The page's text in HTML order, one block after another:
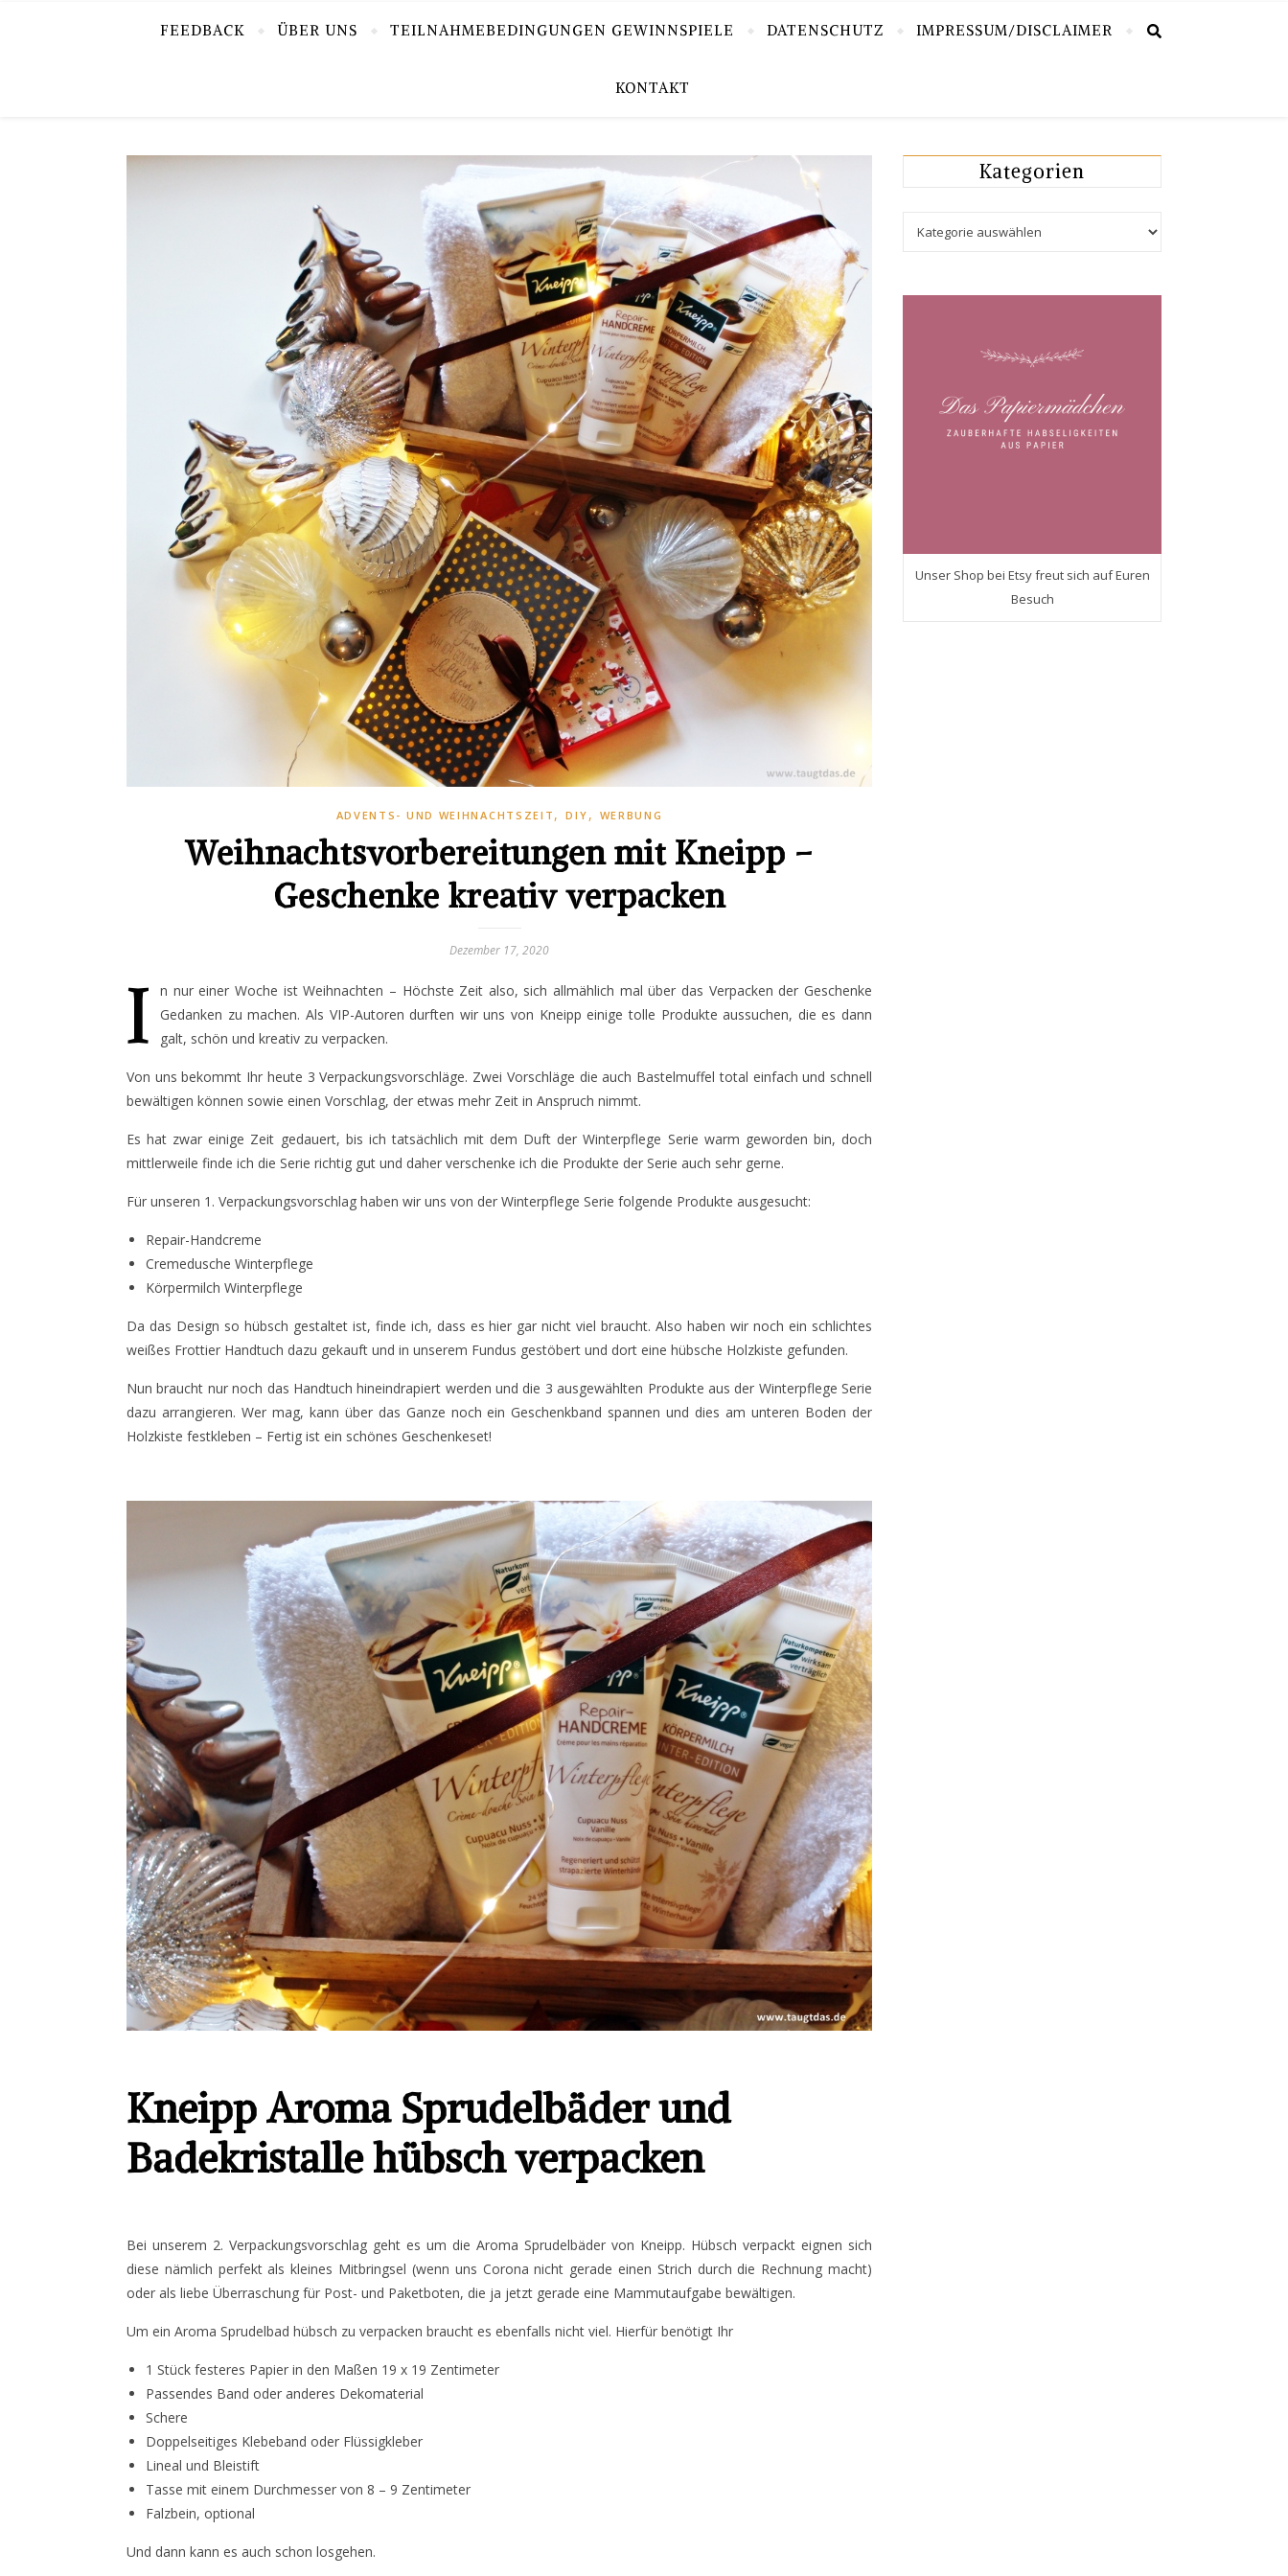
FEEDBACK ÜBER UNS TEILNAHMEBEDINGUNGEN GEWINNSPIELE DATENSCHUTZ IMPRESSUM/DISCLAIMER
KONTAKT
ADVENTS- UND WEIHNACHTSZEIT ,DIY , WERBUNG
Weihnachtsvorbereitungen mit Kneipp –
Geschenke kreativ verpacken
Dezember 17, 2020
I
n nur einer Woche ist Weihnachten – Höchste Zeit also, sich allmählich mal über das Verpacken der Geschenke
Gedanken zu machen. Als VIP-Autoren durften wir uns von Kneipp einige tolle Produkte aussuchen, die es dann
galt, schön und kreativ zu verpacken.
Von uns bekommt Ihr heute 3 Verpackungsvorschläge. Zwei Vorschläge die auch Bastelmuffel total einfach und schnell
bewältigen können sowie einen Vorschlag, der etwas mehr Zeit in Anspruch nimmt.
Es hat zwar einige Zeit gedauert, bis ich tatsächlich mit dem Duft der Winterpflege Serie warm geworden bin, doch
mittlerweile finde ich die Serie richtig gut und daher verschenke ich die Produkte der Serie auch sehr gerne.
Für unseren 1. Verpackungsvorschlag haben wir uns von der Winterpflege Serie folgende Produkte ausgesucht:
Repair-Handcreme
Cremedusche Winterpflege
Körpermilch Winterpflege
Da das Design so hübsch gestaltet ist, finde ich, dass es hier gar nicht viel braucht. Also haben wir noch ein schlichtes
weißes Frottier Handtuch dazu gekauft und in unserem Fundus gestöbert und dort eine hübsche Holzkiste gefunden.
Nun braucht nur noch das Handtuch hineindrapiert werden und die 3 ausgewählten Produkte aus der Winterpflege Serie
dazu arrangieren. Wer mag, kann über das Ganze noch ein Geschenkband spannen und dies am unteren Boden der
Holzkiste festkleben – Fertig ist ein schönes Geschenkeset!
Kneipp Aroma Sprudelbäder und
Badekristalle hübsch verpacken
Bei unserem 2. Verpackungsvorschlag geht es um die Aroma Sprudelbäder von Kneipp. Hübsch verpackt eignen sich
diese nämlich perfekt als kleines Mitbringsel (wenn uns Corona nicht gerade einen Strich durch die Rechnung macht)
oder als liebe Überraschung für Post- und Paketboten, die ja jetzt gerade eine Mammutaufgabe bewältigen.
Um ein Aroma Sprudelbad hübsch zu verpacken braucht es ebenfalls nicht viel. Hierfür benötigt Ihr
1 Stück festeres Papier in den Maßen 19 x 19 Zentimeter
Passendes Band oder anderes Dekomaterial
Schere
Doppelseitiges Klebeband oder Flüssigkleber
Lineal und Bleistift
Tasse mit einem Durchmesser von 8 – 9 Zentimeter
Falzbein, optional
Und dann kann es auch schon losgehen.
Kategorien
Unser Shop bei Etsy freut sich auf Euren
Besuch